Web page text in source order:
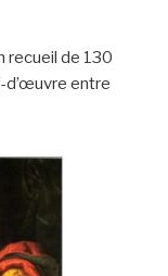
recueil de 130
d’œuvre entre